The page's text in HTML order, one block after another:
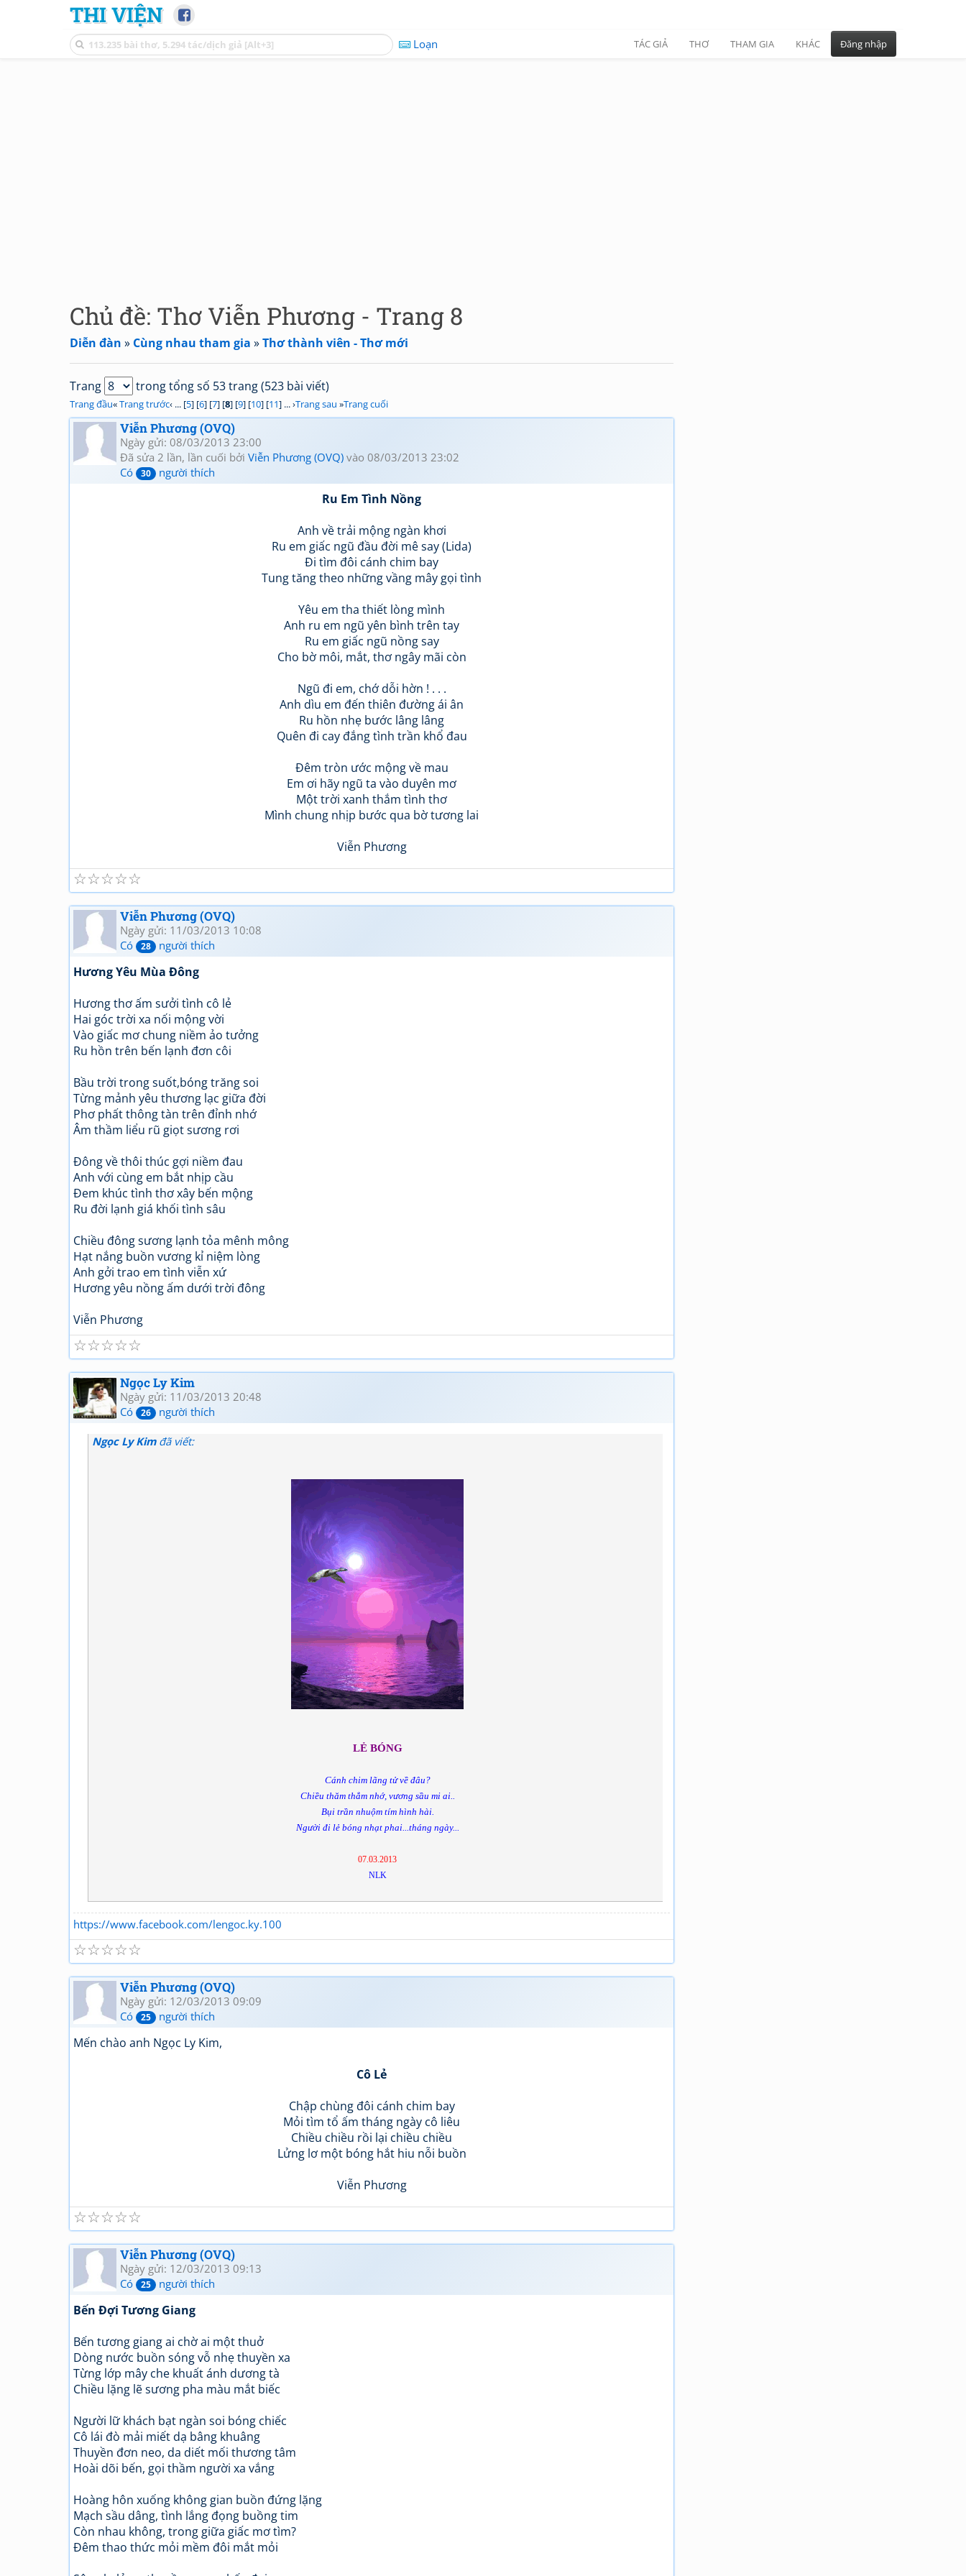
THI VIỆN
Loạn TÁC GIẢ THƠ THAM GIA KHÁC Đăng nhập
Chủ đề: Thơ Viễn Phương - Trang 8
Diễn đàn » Cùng nhau tham gia »Thơ thành viên - Thơ mới
Trang trong tổng số 53 trang (523 bài viết)
Trang đầu«Trang trước‹ ... [5] [6] [7] [8] [9] [10] [11] ... ›Trang sau »Trang cuối
Viễn Phương (OVQ)
Ngày gửi: 08/03/2013 23:00
Đã sửa 2 lần, lần cuối bởi Viễn Phương (OVQ) vào 08/03/2013 23:02
Có
30 người thích
Ru Em Tình Nồng
Anh về trải mộng ngàn khơi
Ru em giấc ngũ đầu đời mê say (Lida)
Đi tìm đôi cánh chim bay
Tung tăng theo những vầng mây gọi tình
Yêu em tha thiết lòng mình
Anh ru em ngũ yên bình trên tay
Ru em giấc ngũ nồng say
Cho bờ môi, mắt, thơ ngây mãi còn
Ngũ đi em, chớ dỗi hờn ! . . .
Anh dìu em đến thiên đường ái ân
Ru hồn nhẹ bước lâng lâng
Quên đi cay đắng tình trần khổ đau
Đêm tròn ước mộng về mau
Em ơi hãy ngũ ta vào duyên mơ
Một trời xanh thắm tình thơ
Mình chung nhịp bước qua bờ tương lai
Viễn Phương
☆
☆
☆
☆
☆
Viễn Phương (OVQ)
Ngày gửi: 11/03/2013 10:08
Có
28 người thích
Hương Yêu Mùa Đông
Hương thơ ấm sưởi tình cô lẻ
Hai góc trời xa nối mộng vời
Vào giấc mơ chung niềm ảo tưởng
Ru hồn trên bến lạnh đơn côi
Bầu trời trong suốt,bóng trăng soi
Từng mảnh yêu thương lạc giữa đời
Phơ phất thông tàn trên đỉnh nhớ
Âm thầm liểu rũ giọt sương rơi
Đông về thôi thúc gợi niềm đau
Anh với cùng em bắt nhịp cầu
Đem khúc tình thơ xây bến mộng
Ru đời lạnh giá khối tình sâu
Chiều đông sương lạnh tỏa mênh mông
Hạt nắng buồn vương kỉ niệm lòng
Anh gởi trao em tình viễn xứ
Hương yêu nồng ấm dưới trời đông
Viễn Phương
☆
☆
☆
☆
☆
Ngọc Ly Kim
Ngày gửi: 11/03/2013 20:48
Có
26 người thích
Ngọc Ly Kimđã viết:
LẺ BÓNG
Cánh chim lãng tử về đâu?
Chiều thăm thẳm nhớ, vương sầu mi ai..
Bụi trần nhuộm tím hình hài.
Người đi lẻ bóng nhạt phai...tháng ngày...
07.03.2013
NLK
https://www.facebook.com/lengoc.ky.100
☆
☆
☆
☆
☆
Viễn Phương (OVQ)
Ngày gửi: 12/03/2013 09:09
Có
25 người thích
Mến chào anh Ngọc Ly Kim,
Cô Lẻ
Chập chùng đôi cánh chim bay
Mỏi tìm tổ ấm tháng ngày cô liêu
Chiều chiều rồi lại chiều chiều
Lửng lơ một bóng hắt hiu nỗi buồn
Viễn Phương
☆
☆
☆
☆
☆
Viễn Phương (OVQ)
Ngày gửi: 12/03/2013 09:13
Có
25 người thích
Bến Đợi Tương Giang
Bến tương giang ai chờ ai một thuở
Dòng nước buồn sóng vỗ nhẹ thuyền xa
Từng lớp mây che khuất ánh dương tà
Chiều lặng lẽ sương pha màu mắt biếc
Người lữ khách bạt ngàn soi bóng chiếc
Cô lái đò mải miết dạ bâng khuâng
Thuyền đơn neo, da diết mối thương tâm
Hoài dõi bến, gọi thầm người xa vắng
Hoàng hôn xuống không gian buồn đứng lặng
Mạch sầu dâng, tình lắng đọng buồng tim
Còn nhau không, trong giữa giấc mơ tìm?
Đêm thao thức mỏi mềm đôi mắt mỏi